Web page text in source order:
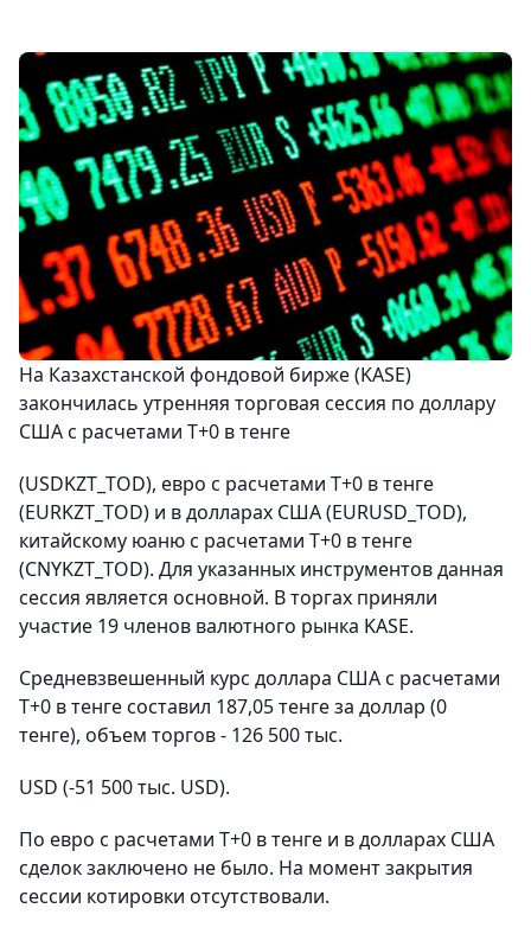
На Казахстанской фондовой бирже (KASE)
закончилась утренняя торговая сессия по доллару
США с расчетами Т+0 в тенге
(USDKZT_TOD), евро с расчетами T+0 в тенге
(EURKZT_TOD) и в долларах США (EURUSD_TOD),
китайскому юаню с расчетами T+0 в тенге
(CNYKZT_TOD). Для указанных инструментов данная
сессия является основной. В торгах приняли
участие 19 членов валютного рынка KASE.
Средневзвешенный курс доллара США с расчетами
T+0 в тенге составил 187,05 тенге за доллар (0
тенге), объем торгов - 126 500 тыс.
USD (-51 500 тыс. USD).
По евро с расчетами T+0 в тенге и в долларах США
сделок заключено не было. На момент закрытия
сессии котировки отсутствовали.